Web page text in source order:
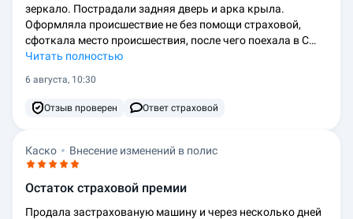
зеркало. Пострадали задняя дверь и арка крыла.
Оформляла происшествие не без помощи страховой,
сфоткала место происшествия, после чего поехала в С…
Читать полностью
6 августа, 10:30
Отзыв проверен Ответ страховой
Каско Внесение изменений в полис
Остаток страховой премии
Продала застрахованую машину и через несколько дней